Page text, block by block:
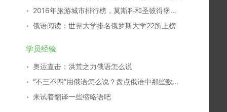
2016年旅游城市排行榜，莫斯科和圣彼得堡入围百强！
俄语阅读：世界大学排名俄罗斯大学22所上榜
学员经验
奥运直击：洪荒之力俄语怎么说
“不三不四”用俄语怎么说？盘点俄语中那些数字谚语
来试着翻译一些缩略语吧